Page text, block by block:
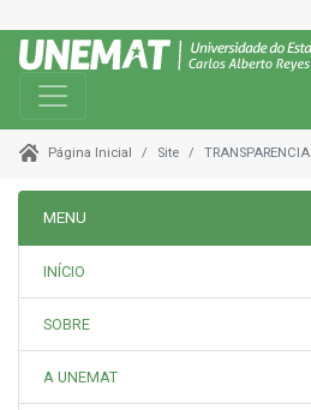
Toggle navigation
Página Inicial Site TRANSPARENCIA
MENU
INÍCIO
SOBRE
A UNEMAT